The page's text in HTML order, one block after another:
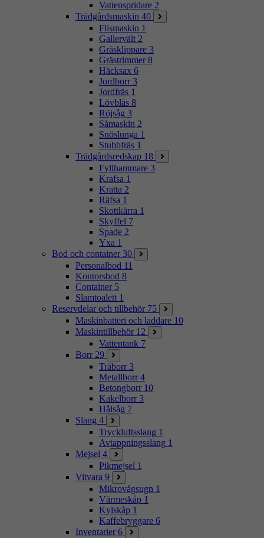
Vattenspridare 2
Trädgårdsmaskin 40
Flismaskin 1
Gallervält 2
Gräsklippare 3
Grästrimmer 8
Häcksax 6
Jordborr 3
Jordfräs 1
Lövblås 8
Röjsåg 3
Såmaskin 2
Snöslunga 1
Stubbfräs 1
Trädgårdsredskap 18
Fyllhammare 3
Krafsa 1
Kratta 2
Räfsa 1
Skottkärra 1
Skyffel 7
Spade 2
Yxa 1
Bod och container 30
Personalbod 11
Kontorsbod 8
Container 5
Slamtoalett 1
Reservdelar och tillbehör 75
Maskinbatteri och laddare 10
Maskintillbehör 12
Vattentank 7
Borr 29
Träborr 3
Metallborr 4
Betongborr 10
Kakelborr 3
Hålsåg 7
Slang 4
Tryckluftsslang 1
Avtappningsslang 1
Mejsel 4
Pikmejsel 1
Vitvara 9
Mikrovågsugn 1
Värmeskåp 1
Kylskåp 1
Kaffebryggare 6
Inventarier 6